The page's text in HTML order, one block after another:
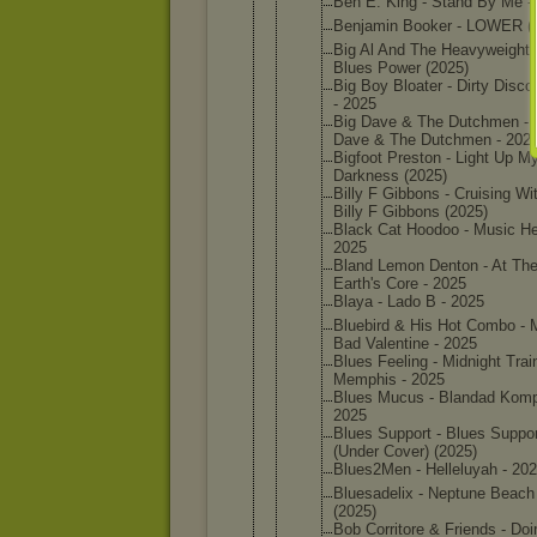
Benjamin Booker - LOWER
Big Al And The Heavyweights
Blues Power (2025)
Big Boy Bloater - Dirty Disco
- 2025
Big Dave & The Dutchmen -
Dave & The Dutchmen - 2025
Bigfoot Preston - Light Up
Darkness (2025)
Billy F Gibbons - Cruising
Billy F Gibbons (2025)
Black Cat Hoodoo - Music
2025
Bland Lemon Denton - At The
Earth's Core - 2025
Blaya - Lado B - 2025
Bluebird & His Hot Combo -
Bad Valentine - 2025
Blues Feeling - Midnight
Memphis - 2025
Blues Mucus - Blandad
2025
Blues Support - Blues
(Under Cover) (2025)
Blues2Men - Helleluyah -
Bluesade lix - Neptune Beach
(2025)
Bob Corritore & Friends -